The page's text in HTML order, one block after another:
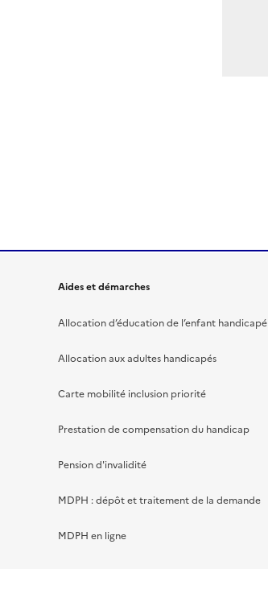
Aides et démarches
Allocation d’éducation de l’enfant handicapé
Allocation aux adultes handicapés
Carte mobilité inclusion priorité
Prestation de compensation du handicap
Pension d'invalidité
MDPH : dépôt et traitement de la demande
MDPH en ligne